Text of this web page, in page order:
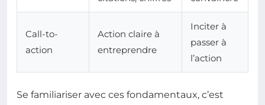
Call-to-
action
Action claire à
entreprendre
Inciter à
passer à
l’action
Se familiariser avec ces fondamentaux, c’est